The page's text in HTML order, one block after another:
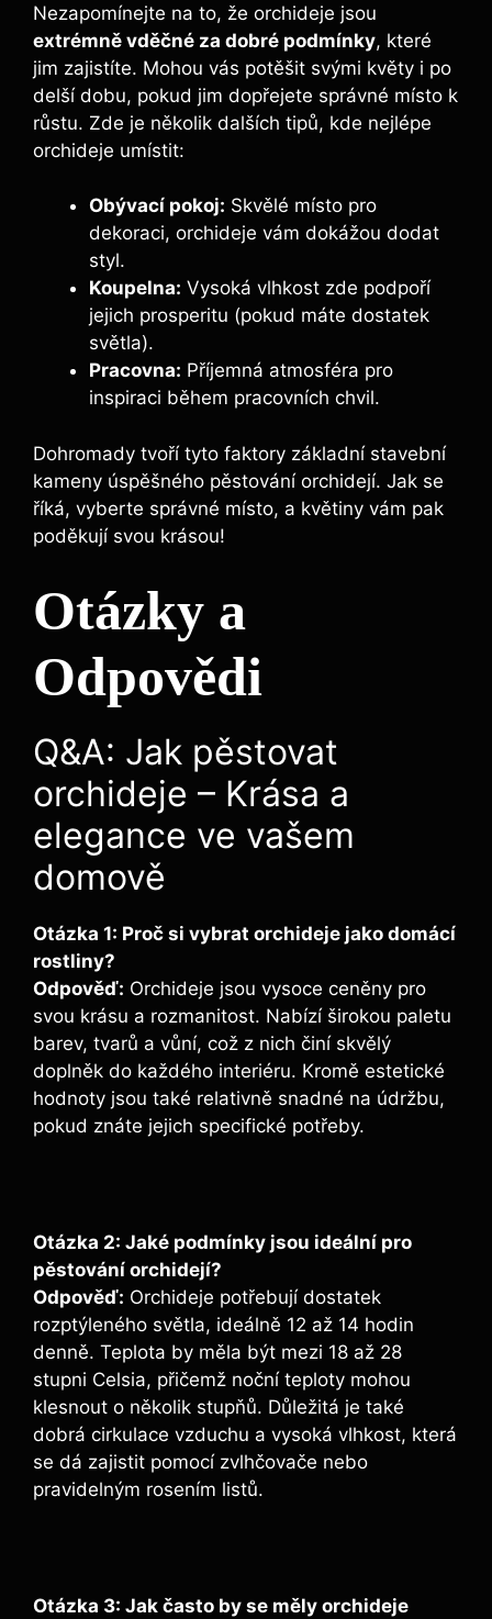
Nezapomínejte na to, že orchideje jsou
extrémně vděčné za dobré podmínky, které
jim zajistíte. Mohou vás potěšit svými květy i po
delší dobu, pokud jim dopřejete správné místo k
růstu. Zde je několik dalších tipů, kde nejlépe
orchideje umístit:
Obývací pokoj: Skvělé místo pro
dekoraci, orchideje vám dokážou dodat
styl.
Koupelna: Vysoká vlhkost zde podpoří
jejich prosperitu (pokud máte dostatek
světla).
Pracovna: Příjemná atmosféra pro
inspiraci během pracovních chvil.
Dohromady tvoří tyto faktory základní stavební
kameny úspěšného pěstování orchidejí. Jak se
říká, vyberte správné místo, a květiny vám pak
poděkují svou krásou!
Otázky a
Odpovědi
Q&A: Jak pěstovat
orchideje – Krása a
elegance ve vašem
domově
Otázka 1: Proč si vybrat orchideje jako domácí
rostliny?
Odpověď: Orchideje jsou vysoce ceněny pro
svou krásu a rozmanitost. Nabízí širokou paletu
barev, tvarů a vůní, což z nich činí skvělý
doplněk do každého interiéru. Kromě estetické
hodnoty jsou také relativně snadné na údržbu,
pokud znáte jejich specifické potřeby.
Otázka 2: Jaké podmínky jsou ideální pro
pěstování orchidejí?
Odpověď: Orchideje potřebují dostatek
rozptýleného světla, ideálně 12 až 14 hodin
denně. Teplota by měla být mezi 18 až 28
stupni Celsia, přičemž noční teploty mohou
klesnout o několik stupňů. Důležitá je také
dobrá cirkulace vzduchu a vysoká vlhkost, která
se dá zajistit pomocí zvlhčovače nebo
pravidelným rosením listů.
Otázka 3: Jak často by se měly orchideje